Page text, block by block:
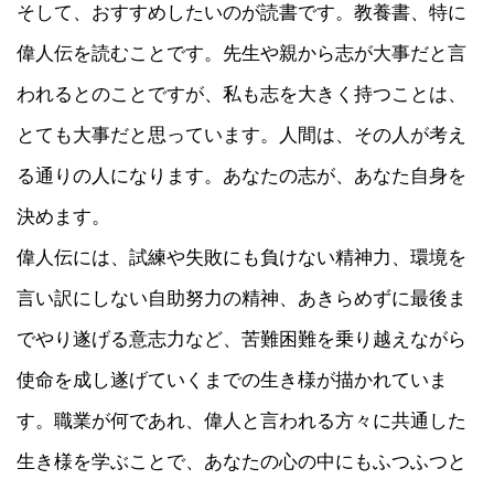
そして、おすすめしたいのが読書です。教養書、特に
偉人伝を読むことです。先生や親から志が大事だと言
われるとのことですが、私も志を大きく持つことは、
とても大事だと思っています。人間は、その人が考え
る通りの人になります。あなたの志が、あなた自身を
決めます。
偉人伝には、試練や失敗にも負けない精神力、環境を
言い訳にしない自助努力の精神、あきらめずに最後ま
でやり遂げる意志力など、苦難困難を乗り越えながら
使命を成し遂げていくまでの生き様が描かれていま
す。職業が何であれ、偉人と言われる方々に共通した
生き様を学ぶことで、あなたの心の中にもふつふつと